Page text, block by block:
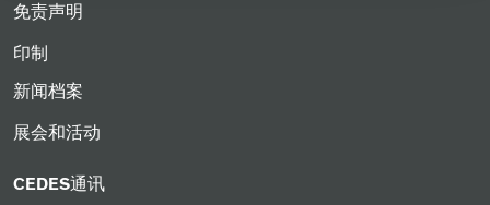
免责声明
印制
新闻档案
展会和活动
CEDES通讯